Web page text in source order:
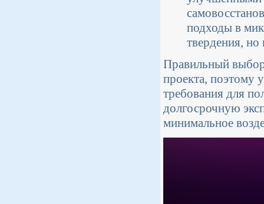
подходы в
твердения,
Правильный выбор
проекта, поэтому
требования для
долгосрочную
минимальное